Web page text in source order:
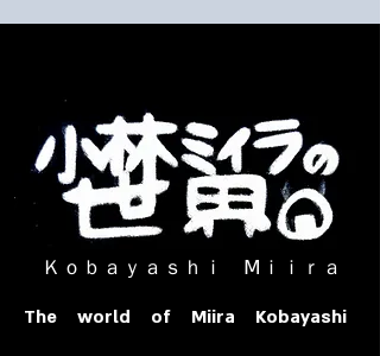
ｏｂａｙａｓｈｉ Ⅿｉｉｒａ​
The world of Miira Kobayashi